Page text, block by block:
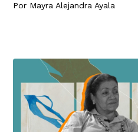
Por Mayra Alejandra Ayala